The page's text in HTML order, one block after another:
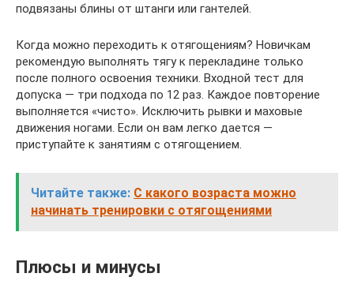
подвязаны блины от штанги или гантелей.
Когда можно переходить к отягощениям? Новичкам
рекомендую выполнять тягу к перекладине только
после полного освоения техники. Входной тест для
допуска — три подхода по 12 раз. Каждое повторение
выполняется «чисто». Исключить рывки и маховые
движения ногами. Если он вам легко дается —
приступайте к занятиям с отягощением.
Читайте также: С какого возраста можно
начинать тренировки с отягощениями
Плюсы и минусы